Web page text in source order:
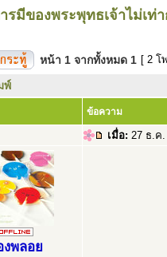
รมีของพระพุทธเจ้าไม่เท่
หน้า 1 จากทั้งหมด 1 [ 2 โ
พ์
ข้อความ
เมื่อ: 27 ธ.ค.
งพลอย